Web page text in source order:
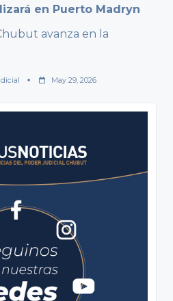
en Puerto Madryn
avanza en la
May 29, 2026